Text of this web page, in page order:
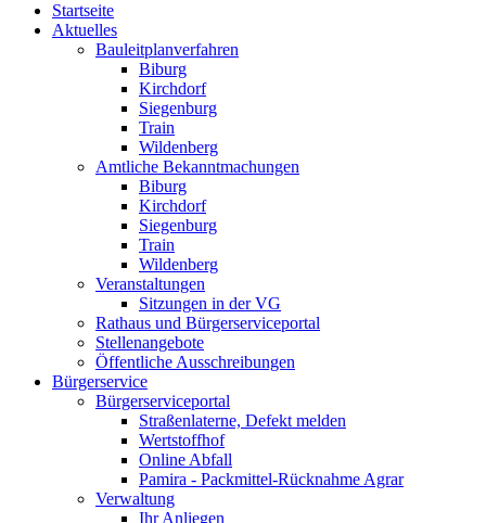
Startseite
Aktuelles
Bauleitplanverfahren
Biburg
Kirchdorf
Siegenburg
Train
Wildenberg
Amtliche Bekanntmachungen
Biburg
Kirchdorf
Siegenburg
Train
Wildenberg
Veranstaltungen
Sitzungen in der VG
Rathaus und Bürgerserviceportal
Stellenangebote
Öffentliche Ausschreibungen
Bürgerservice
Bürgerserviceportal
Straßenlaterne, Defekt melden
Wertstoffhof
Online Abfall
Pamira - Packmittel-Rücknahme Agrar
Verwaltung
Ihr Anliegen